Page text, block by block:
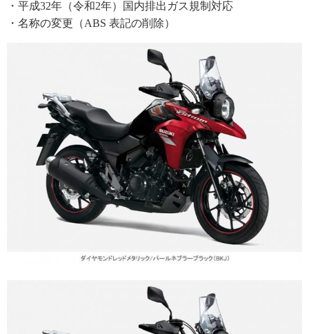
・平成32年（令和2年）国内排出ガス規制対応
・名称の変更（ABS 表記の削除）